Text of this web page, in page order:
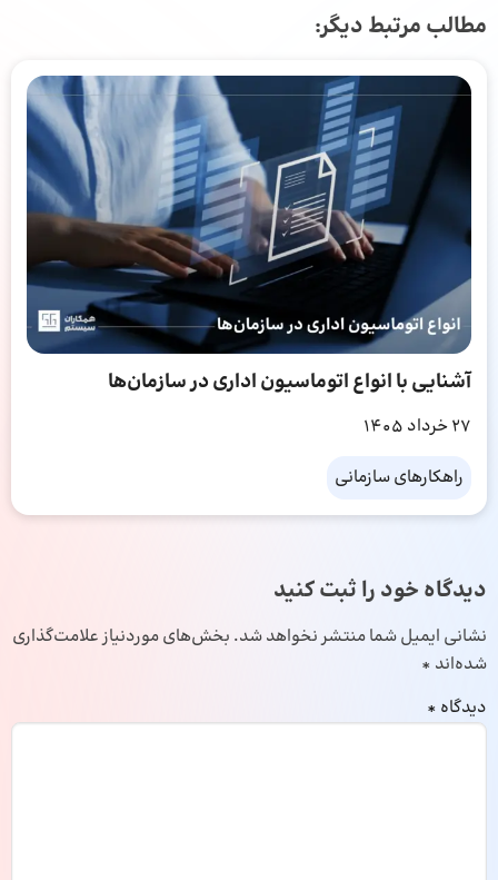
مطالب مرتبط دیگر:
آشنایی با انواع اتوماسیون اداری در سازمان‌ها
27 خرداد 1405
راهکارهای سازمانی
دیدگاه خود را ثبت کنید
نشانی ایمیل شما منتشر نخواهد شد. بخش‌های موردنیاز علامت‌گذاری
شده‌اند *
دیدگاه *